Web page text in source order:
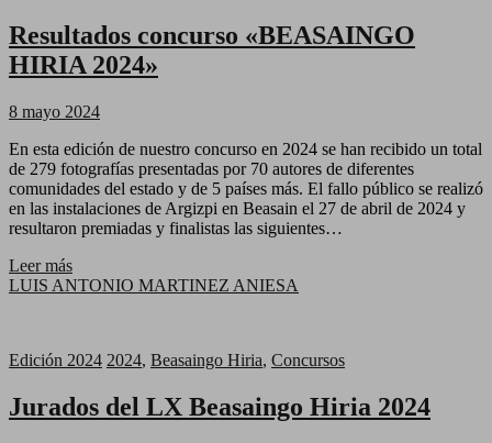
Resultados concurso «BEASAINGO
HIRIA 2024»
8 mayo 2024
En esta edición de nuestro concurso en 2024 se han recibido un total
de 279 fotografías presentadas por 70 autores de diferentes
comunidades del estado y de 5 países más. El fallo público se realizó
en las instalaciones de Argizpi en Beasain el 27 de abril de 2024 y
resultaron premiadas y finalistas las siguientes…
Leer más
LUIS ANTONIO MARTINEZ ANIESA
Edición 2024 2024, Beasaingo Hiria, Concursos
Jurados del LX Beasaingo Hiria 2024